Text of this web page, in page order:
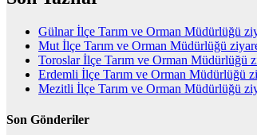
Gülnar İlçe Tarım ve Orman Müdürlüğü
Mut İlçe Tarım ve Orman Müdürlüğü
Toroslar İlçe Tarım ve Orman Müdürlüğü
Erdemli İlçe Tarım ve Orman Müdürlüğü
Mezitli İlçe Tarım ve Orman Müdürlüğü
Son Gönderiler